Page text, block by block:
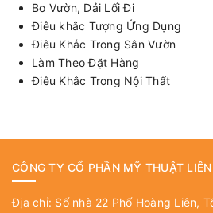
Bo Vườn, Dải Lối Đi
Điêu khắc Tượng Ứng Dụng
Điêu Khắc Trong Sân Vườn
Làm Theo Đặt Hàng
Điêu Khắc Trong Nội Thất
CÔNG TY CỔ PHẦN MỸ THUẬT
Địa chỉ: Số nhà 22 Phố Hoàng Liên,